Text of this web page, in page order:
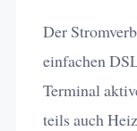
Der
einfachen
Terminal
teils auch